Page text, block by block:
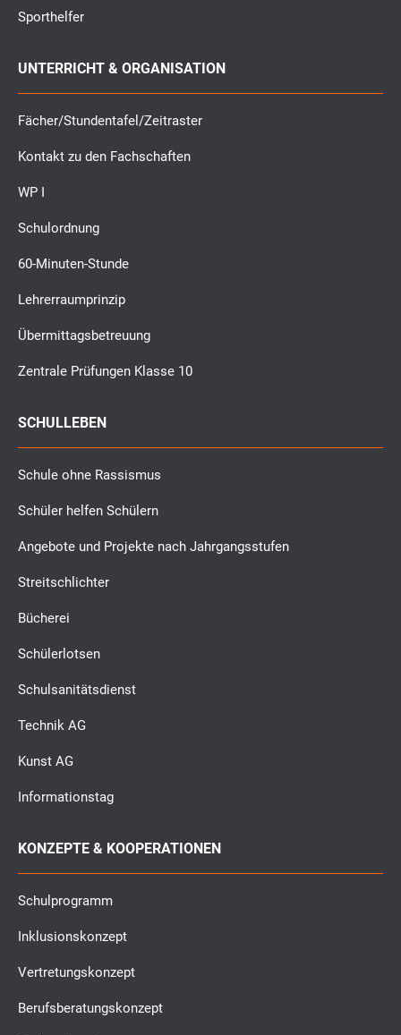
Sporthelfer
UNTERRICHT & ORGANISATION
Fächer/Stundentafel/Zeitraster
Kontakt zu den Fachschaften
WP I
Schulordnung
60-Minuten-Stunde
Lehrerraumprinzip
Übermittagsbetreuung
Zentrale Prüfungen Klasse 10
SCHULLEBEN
Schule ohne Rassismus
Schüler helfen Schülern
Angebote und Projekte nach Jahrgangsstufen
Streitschlichter
Bücherei
Schülerlotsen
Schulsanitätsdienst
Technik AG
Kunst AG
Informationstag
KONZEPTE & KOOPERATIONEN
Schulprogramm
Inklusionskonzept
Vertretungskonzept
Berufsberatungskonzept